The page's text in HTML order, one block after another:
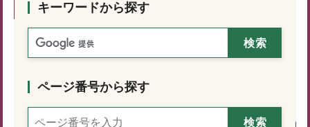
キーワードから探す
ページ番号から探す